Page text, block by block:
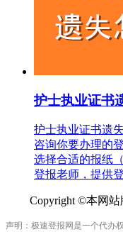
护士执业证书
护士执业证书遗
咨询你要办理的
选择合适的报纸
登报老师，提供
Copyright ©本网站
声明：极速登报网是一个代办